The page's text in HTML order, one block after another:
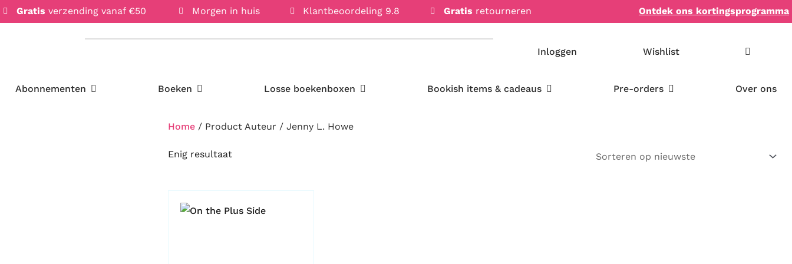
Gratis verzending vanaf €50 Morgen in huis Klantbeoordeling 9.8 Gratis retourneren Ontdek ons kortingsprogramma
Inloggen Wishlist
Abonnementen Open Abonnementen
Boeken Open Boeken Losse boekenboxen Open Losse boekenboxenBookish items & cadeaus Open Bookish items & cadeaus
Pre-orders Open Pre-ordersOver ons
Home/ Product Auteur / Jenny L. Howe
Enig resultaat